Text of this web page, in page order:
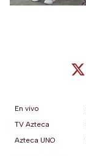
En vivo
TV Azteca
Azteca UNO